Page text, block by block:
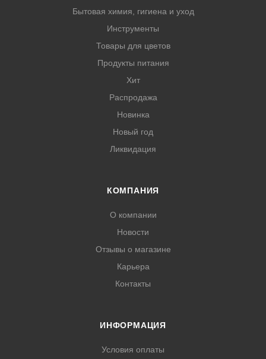
Бытовая химия, гигиена и уход
Инструменты
Товары для цветов
Продукты питания
Хит
Распродажа
Новинка
Новый год
Ликвидация
КОМПАНИЯ
О компании
Новости
Отзывы о магазине
Карьера
Контакты
ИНФОРМАЦИЯ
Условия оплаты